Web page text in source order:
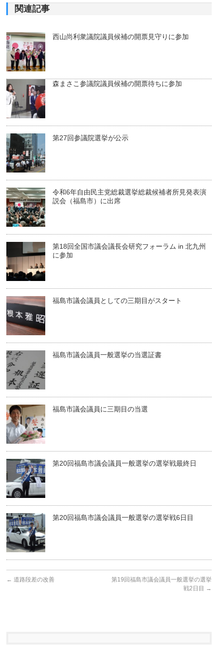
関連記事
西山尚利衆議院議員候補の開票見守りに参加
森まさこ参議院議員候補の開票待ちに参加
第27回参議院選挙が公示
令和6年自由民主党総裁選挙総裁候補者所見発表演
説会（福島市）に出席
第18回全国市議会議長会研究フォーラム in 北九州
に参加
福島市議会議員としての三期目がスタート
福島市議会議員一般選挙の当選証書
福島市議会議員に三期目の当選
第20回福島市議会議員一般選挙の選挙戦最終日
第20回福島市議会議員一般選挙の選挙戦6日目
← 道路段差の改善
第19回福島市議会議員一般選挙の選挙
戦2日目 →